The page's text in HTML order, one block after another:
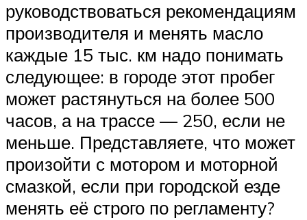
руководствоваться рекомендациям
производителя и менять масло
каждые 15 тыс. км надо понимать
следующее: в городе этот пробег
может растянуться на более 500
часов, а на трассе — 250, если не
меньше. Представляете, что может
произойти с мотором и моторной
смазкой, если при городской езде
менять её строго по регламенту?